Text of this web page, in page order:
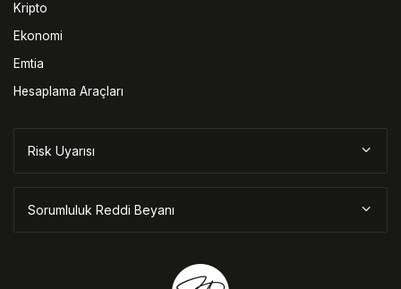
Kripto
Ekonomi
Emtia
Hesaplama Araçları
Risk Uyarısı
Sorumluluk Reddi Beyanı